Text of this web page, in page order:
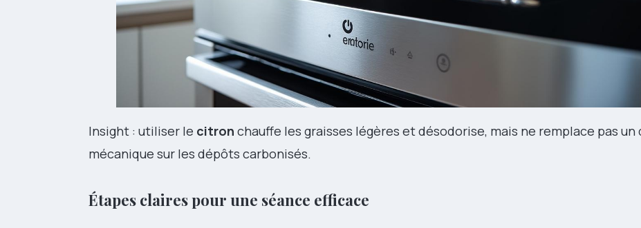
Insight : utiliser le citron chauffe les graisses légères et désodorise, mais ne remplace pas un
mécanique sur les dépôts carbonisés.
Étapes claires pour une séance efficace